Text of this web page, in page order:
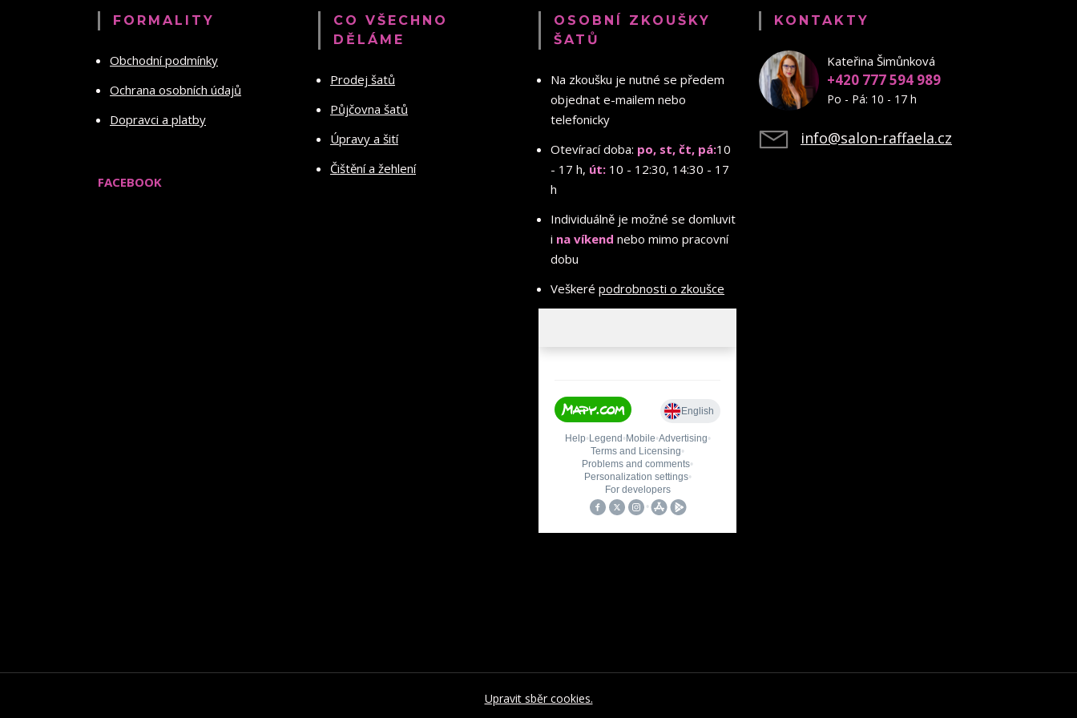
FORMALITY
Obchodní podmínky
Ochrana osobních údajů
Dopravci a platby
FACEBOOK
CO VŠECHNO
DĚLÁME
Prodej šatů
Půjčovna šatů
Úpravy a šití
Čištění a žehlení
OSOBNÍ ZKOUŠKY
ŠATŮ
Na zkoušku je nutné se předem
objednat e-mailem nebo
telefonicky
Otevírací doba: po, st, čt, pá:10
- 17 h, út: 10 - 12:30, 14:30 - 17
h
Individuálně je možné se domluvit
i na víkend nebo mimo pracovní
dobu
Veškeré podrobnosti o zkoušce
KONTAKTY
Kateřina Šimůnková
+420 777 594 989
Po - Pá: 10 - 17 h
info@salon-raffaela.cz
Upravit sběr cookies.